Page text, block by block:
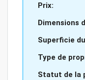
Prix:
Dimensions
Superficie
Type de
Statut de la